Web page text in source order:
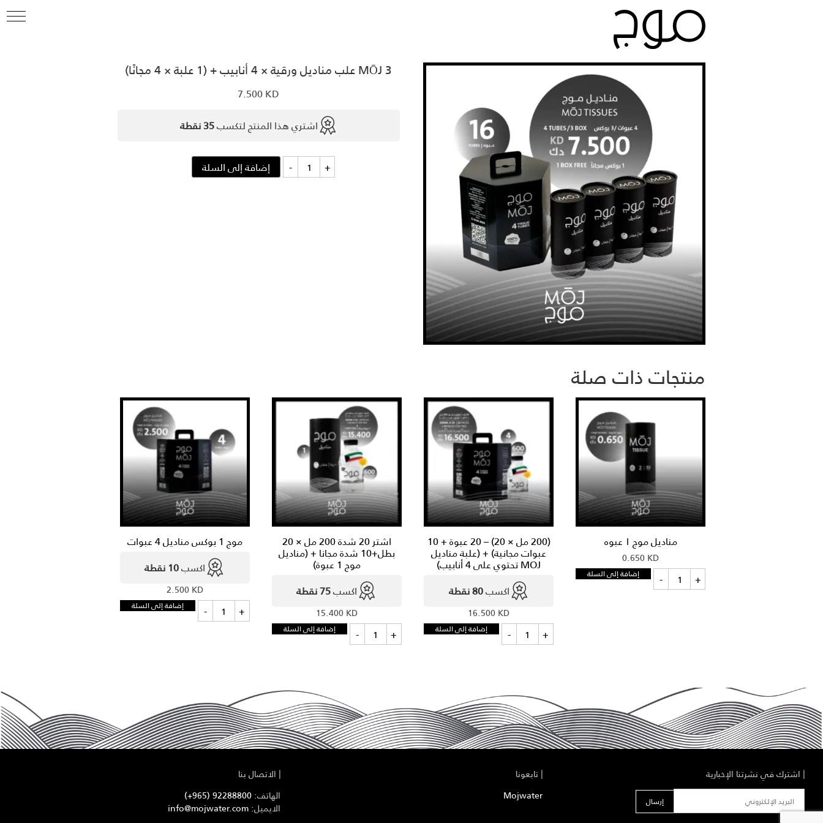
MŌJ 3 علب مناديل ورقية × 4 أنابيب + (1 علبة × 4 مجانًا)
7.500KD
اشتري هذا المنتج لتكسب35 نقطة
- كمية
MŌJ
3
+ إضافة إلى السلة
منتجات ذات صلة
مناديل موج ١ عبوه
0.650KD
- كمية
مناديل
موج
+ إضافة إلى السلة
(200 مل × 20) – 20 عبوة + 10
عبوات مجانية) + (علبة مناديل
MOJ تحتوي على 4 أنابيب)
اكسب80 نقطة
16.500KD
- كمية
(200
مل
عبوة
+
10
عبوات
مجانية)
+
(علبة
MOJ
تحتوي
على
4
+ إضافة إلى السلة
اشتر 20 شدة 200 مل × 20
بطل+10 شدة مجانا + (مناديل
موج 1 عبوة)
اكسب75 نقطة
15.400KD
- كمية
اشتر
20
بطل+10
شدة
مجانا
+
(مناديل
موج
+ إضافة إلى السلة
موج 1 بوكس مناديل 4 عبوات
اكسب10 نقطة
2.500KD
- كمية
موج
1
+ إضافة إلى السلة
| الاتصال بنا
الهاتف:92288800 (965+)
الايميل:info@mojwater.com
|تابعونا
Mojwater
| اشترك في نشرتنا الإخبارية